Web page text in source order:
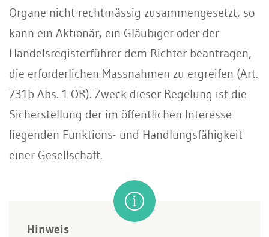
Organe nicht rechtmässig zusammengesetzt, so
kann ein Aktionär, ein Gläubiger oder der
Handelsregisterführer dem Richter beantragen,
die erforderlichen Massnahmen zu ergreifen (Art.
731b Abs. 1 OR). Zweck dieser Regelung ist die
Sicherstellung der im öffentlichen Interesse
liegenden Funktions- und Handlungsfähigkeit
einer Gesellschaft.
Hinweis